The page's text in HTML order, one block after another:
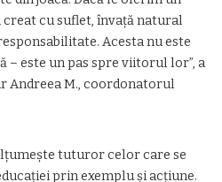
cu suflet, învață natural
Acesta nu este
– este un pas spre viitorul lor”, a
Andreea M., coordonatorul
tuturor celor care se
prin exemplu și acțiune.